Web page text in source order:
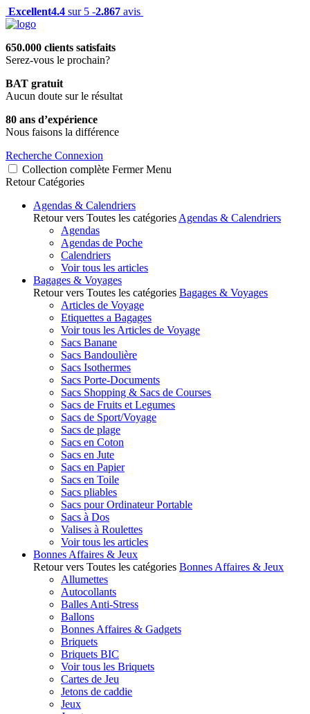
Excellent4.4 sur 5 -2.867 avis
650.000 clients satisfaits
Serez-vous le prochain?
BAT gratuit
Aucun doute sur le résultat
80 ans d’expérience
Nous faisons la différence
Recherche Connexion
Collection complète Fermer Menu
Retour Catégories
Agendas & Calendriers
Retour vers Toutes les catégories Agendas & Calendriers
Agendas
Agendas de Poche
Calendriers
Voir tous les articles
Bagages & Voyages
Retour vers Toutes les catégories Bagages & Voyages
Articles de Voyage
Etiquettes a Bagages
Voir tous les Articles de Voyage
Sacs Banane
Sacs Bandoulière
Sacs Isothermes
Sacs Porte-Documents
Sacs Shopping & Sacs de Courses
Sacs de Fruits et Legumes
Sacs de Sport/Voyage
Sacs de plage
Sacs en Coton
Sacs en Jute
Sacs en Papier
Sacs en Toile
Sacs pliables
Sacs pour Ordinateur Portable
Sacs à Dos
Valises à Roulettes
Voir tous les articles
Bonnes Affaires & Jeux
Retour vers Toutes les catégories Bonnes Affaires & Jeux
Allumettes
Autocollants
Balles Anti-Stress
Ballons
Bonnes Affaires & Gadgets
Briquets
Briquets BIC
Voir tous les Briquets
Cartes de Jeu
Jetons de caddie
Jeux